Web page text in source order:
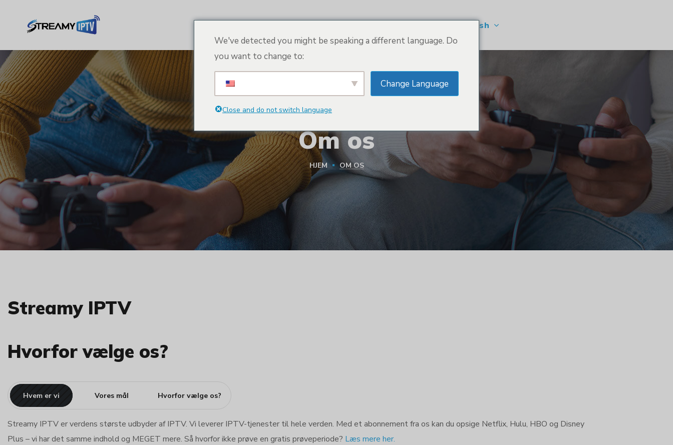
Danish
Om os
HJEM OM OS
Streamy IPTV
Hvorfor vælge os?
Hvem er vi Vores mål Hvorfor vælge os?
Streamy IPTV er verdens største udbyder af IPTV. Vi leverer IPTV-tjenester til hele verden. Med et abonnement fra os kan du opsige Netflix, Hulu, HBO og Disney
Plus – vi har det samme indhold og MEGET mere. Så hvorfor ikke prøve en gratis prøveperiode? Læs mere her.
We've detected you might be speaking a different language. Do
you want to change to:
Change Language
Close and do not switch language